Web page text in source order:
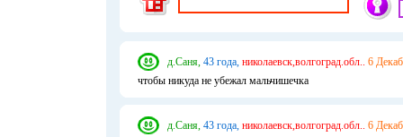
д.Саня, 43 года, николаевск,волгоград.обл.. 6
чтобы никуда не убежал мальчишечка
д.Саня, 43 года, николаевск,волгоград.обл.. 6